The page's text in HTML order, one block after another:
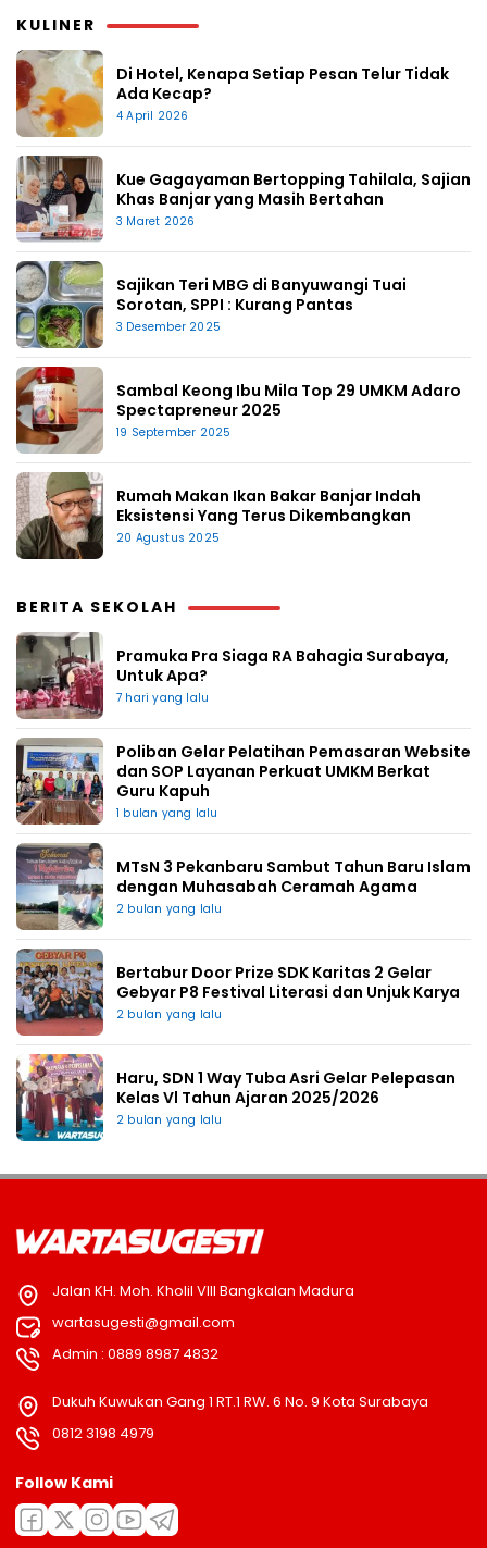
KULINER
Di Hotel, Kenapa Setiap Pesan Telur Tidak
Ada Kecap?
4 April 2026
Kue Gagayaman Bertopping Tahilala, Sajian
Khas Banjar yang Masih Bertahan
3 Maret 2026
Sajikan Teri MBG di Banyuwangi Tuai
Sorotan, SPPI : Kurang Pantas
3 Desember 2025
Sambal Keong Ibu Mila Top 29 UMKM Adaro
Spectapreneur 2025
19 September 2025
Rumah Makan Ikan Bakar Banjar Indah
Eksistensi Yang Terus Dikembangkan
20 Agustus 2025
BERITA SEKOLAH
Pramuka Pra Siaga RA Bahagia Surabaya,
Untuk Apa?
7 hari yang lalu
Poliban Gelar Pelatihan Pemasaran Website
dan SOP Layanan Perkuat UMKM Berkat
Guru Kapuh
1 bulan yang lalu
MTsN 3 Pekanbaru Sambut Tahun Baru Islam
dengan Muhasabah Ceramah Agama
2 bulan yang lalu
Bertabur Door Prize SDK Karitas 2 Gelar
Gebyar P8 Festival Literasi dan Unjuk Karya
2 bulan yang lalu
Haru, SDN 1 Way Tuba Asri Gelar Pelepasan
Kelas Vl Tahun Ajaran 2025/2026
2 bulan yang lalu
Jalan KH. Moh. Kholil VIII Bangkalan Madura
wartasugesti@gmail.com
Admin : 0889 8987 4832
Dukuh Kuwukan Gang 1 RT.1 RW. 6 No. 9 Kota Surabaya
0812 3198 4979
Follow Kami